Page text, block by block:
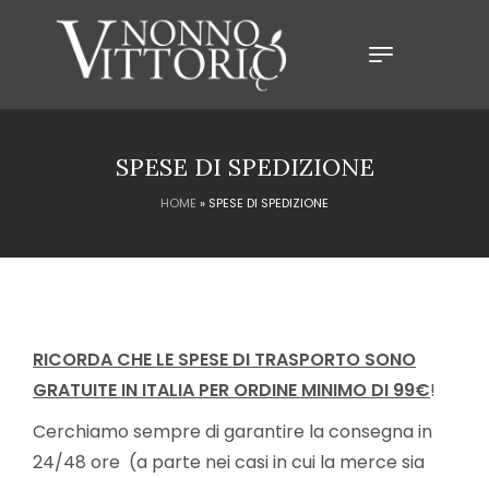
SPESE DI SPEDIZIONE
HOME » SPESE DI SPEDIZIONE
RICORDA CHE LE SPESE DI TRASPORTO SONO
GRATUITE IN ITALIA PER ORDINE MINIMO DI 99€!
Cerchiamo sempre di garantire la consegna in
24/48 ore (a parte nei casi in cui la merce sia